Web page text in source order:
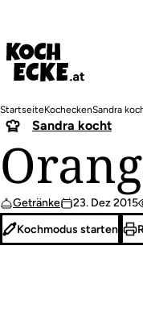
Inhalt
StartseiteKocheckenSandra
Getränke 23. Dez 2015
Sandra kocht
Kochmodus starten